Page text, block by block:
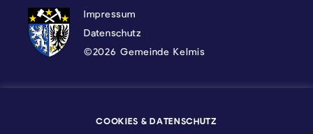
DATENSCHUTZ, IMPRESSUM UND
Impressum
Datenschutz
©2026 Gemeinde Kelmis
COOKIES & DATENSCHUTZ